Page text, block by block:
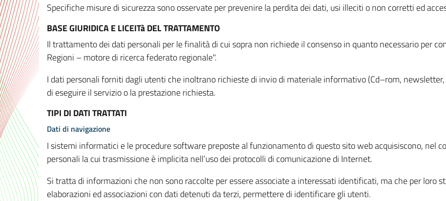
Specifiche misure di sicurezza sono osservate per prevenire la perdita dei dati, usi illeciti o non corretti ed
BASE GIURIDICA E LICEITà DEL TRATTAMENTO
Il trattamento dei dati personali per le finalità di cui sopra non richiede il consenso in quanto necessario per
Regioni – motore di ricerca federato regionale".
I dati personali forniti dagli utenti che inoltrano richieste di invio di materiale informativo (Cd–rom,
di eseguire il servizio o la prestazione richiesta.
TIPI DI DATI TRATTATI
Dati di navigazione
I sistemi informatici e le procedure software preposte al funzionamento di questo sito web acquisiscono, nel
personali la cui trasmissione è implicita nell’uso dei protocolli di comunicazione di Internet.
Si tratta di informazioni che non sono raccolte per essere associate a interessati identificati, ma che per loro
elaborazioni ed associazioni con dati detenuti da terzi, permettere di identificare gli utenti.